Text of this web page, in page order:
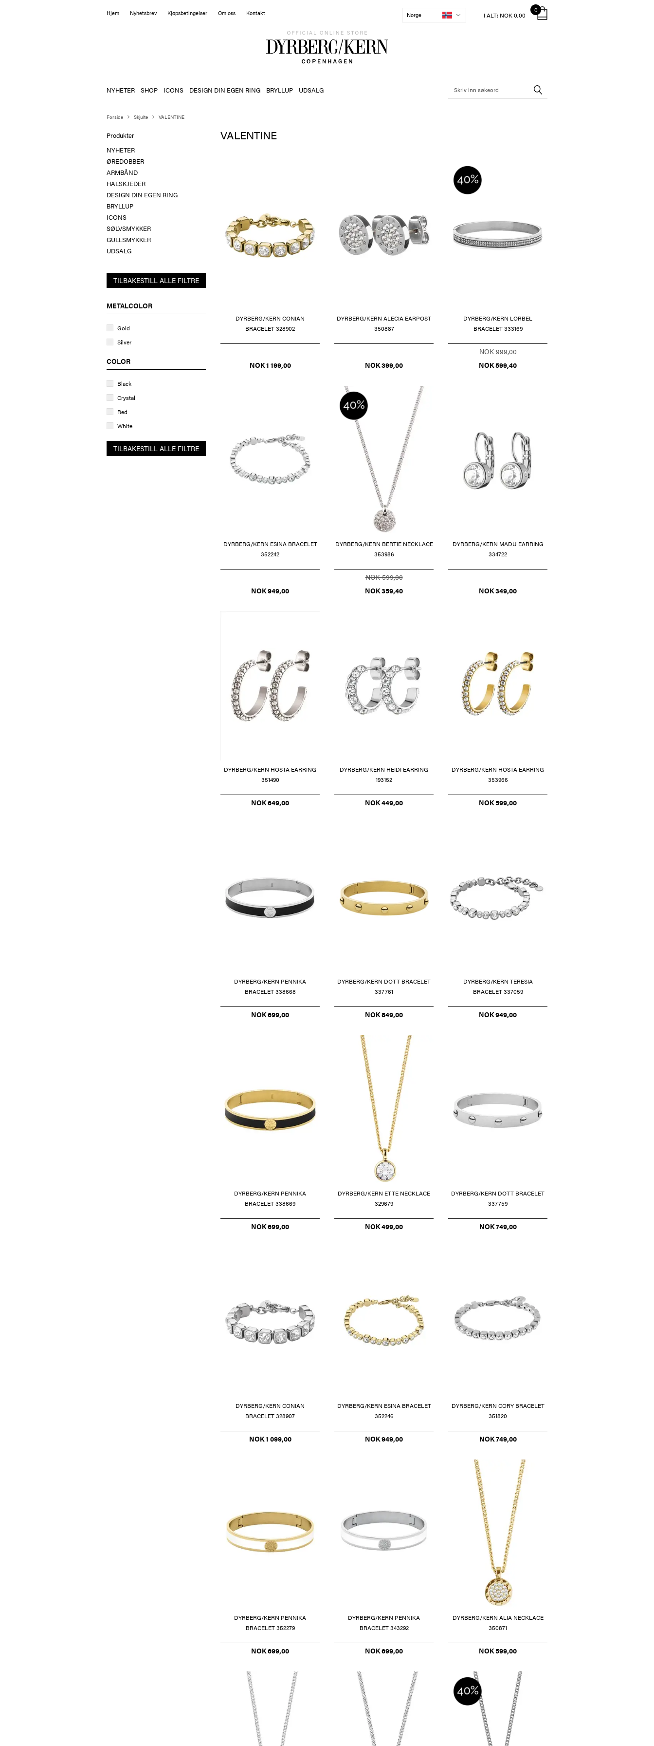
Hjem Nyhetsbrev Kjøpsbetingelser Om oss Kontakt Norge
0
I ALT: NOK 0,00
NYHETER SHOP ICONS DESIGN DIN EGEN RING BRYLLUP UDSALG
Forside Skjulte VALENTINE
Produkter
NYHETER
ØREDOBBER
ARMBÅND
HALSKJEDER
DESIGN DIN EGEN RING
BRYLLUP
ICONS
SØLVSMYKKER
GULLSMYKKER
UDSALG
TILBAKESTILL ALLE FILTRE
METALCOLOR
Gold
Silver
COLOR
Black
Crystal
Red
White
TILBAKESTILL ALLE FILTRE
VALENTINE
DYRBERG/KERN CONIAN
BRACELET 328902
NOK 1 199,00
DYRBERG/KERN ALECIA EARPOST
350887
NOK 399,00
DYRBERG/KERN LORBEL
BRACELET 333169
NOK 999,00
NOK 599,40
DYRBERG/KERN ESINA BRACELET
352242
NOK 949,00
DYRBERG/KERN BERTIE NECKLACE
353986
NOK 599,00
NOK 359,40
DYRBERG/KERN MADU EARRING
334722
NOK 349,00
DYRBERG/KERN HOSTA EARRING
351490
NOK 649,00
DYRBERG/KERN HEIDI EARRING
193152
NOK 449,00
DYRBERG/KERN HOSTA EARRING
353966
NOK 599,00
DYRBERG/KERN PENNIKA
BRACELET 338668
NOK 699,00
DYRBERG/KERN DOTT BRACELET
337761
NOK 849,00
DYRBERG/KERN TERESIA
BRACELET 337059
NOK 949,00
DYRBERG/KERN PENNIKA
BRACELET 338669
NOK 699,00
DYRBERG/KERN ETTE NECKLACE
329679
NOK 499,00
DYRBERG/KERN DOTT BRACELET
337759
NOK 749,00
DYRBERG/KERN CONIAN
BRACELET 328907
NOK 1 099,00
DYRBERG/KERN ESINA BRACELET
352246
NOK 949,00
DYRBERG/KERN CORY BRACELET
351820
NOK 749,00
DYRBERG/KERN PENNIKA
BRACELET 352279
NOK 699,00
DYRBERG/KERN PENNIKA
BRACELET 343292
NOK 699,00
DYRBERG/KERN ALIA NECKLACE
350871
NOK 599,00